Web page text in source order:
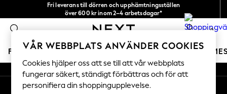
Fri leverans till dörren och upphämtningsställen
över 600 kr inom 2–4 arbetsdagar*
0
FLICKOR POJKAR BABY DAMER HERRAR
GIRLS
New In
An error occurred on client
Våra sociala nätverk
Mitt konto
VÅR WEBBPLATS ANVÄNDER COOKIES
Cookies hjälper oss att se till att vår webbplats
fungerar säkert, ständigt förbättras och för att
personifiera din shoppingupplevelse.